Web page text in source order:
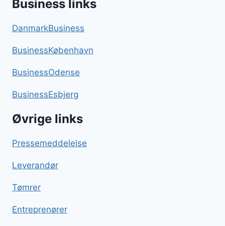
Business links
DanmarkBusiness
BusinessKøbenhavn
BusinessOdense
BusinessEsbjerg
Øvrige links
Pressemeddelelse
Leverandør
Tømrer
Entreprenører